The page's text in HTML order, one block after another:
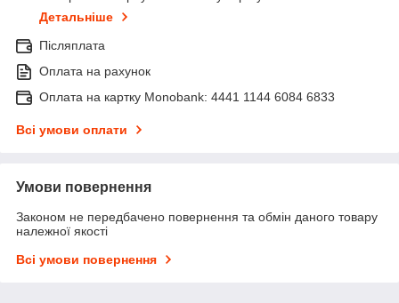
Детальніше
Післяплата
Оплата на рахунок
Оплата на картку Monobank: 4441 1144 6084 6833
Всі умови оплати
Умови повернення
Законом не передбачено повернення та обмін даного товару
належної якості
Всі умови повернення